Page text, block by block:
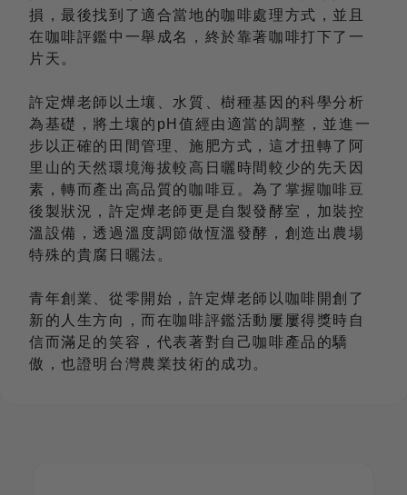
損，最後找到了適合當地的咖啡處理方式，並且
在咖啡評鑑中一舉成名，終於靠著咖啡打下了一
片天。
許定燁老師以土壤、水質、樹種基因的科學分析
為基礎，將土壤的pH值經由適當的調整，並進一
步以正確的田間管理、施肥方式，這才扭轉了阿
里山的天然環境海拔較高日曬時間較少的先天因
素，轉而產出高品質的咖啡豆。為了掌握咖啡豆
後製狀況，許定燁老師更是自製發酵室，加裝控
溫設備，透過溫度調節做恆溫發酵，創造出農場
特殊的貴腐日曬法。
青年創業、從零開始，許定燁老師以咖啡開創了
新的人生方向，而在咖啡評鑑活動屢屢得獎時自
信而滿足的笑容，代表著對自己咖啡產品的驕
傲，也證明台灣農業技術的成功。